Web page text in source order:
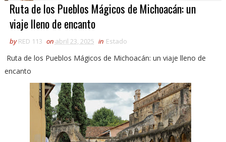
Ruta de los Pueblos Mágicos de Michoacán: un
viaje lleno de encanto
by RED 113 on abril 23, 2025 in Estado
Ruta de los Pueblos Mágicos de Michoacán: un viaje lleno de
encanto